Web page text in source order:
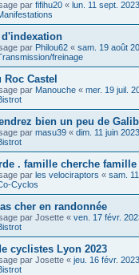
par fifihu20 « lun. 11 sept.
par Philou62 « sam. 19 août
freinage
Roc Castel
par Manouche « mer. 19 juil.
bien un peu de
par masu39 « dim. 11 juin
. famille cherche famille
par les velociraptors « sam.
Cyclos
cher en randonnée
par Josette « ven. 17 févr.
cyclistes Lyon 2023
par Josette « jeu. 16 févr.